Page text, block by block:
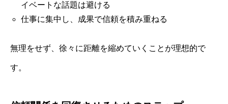
イベートな話題は避ける
仕事に集中し、成果で信頼を積み重ねる
無理をせず、徐々に距離を縮めていくことが理想的で
す。